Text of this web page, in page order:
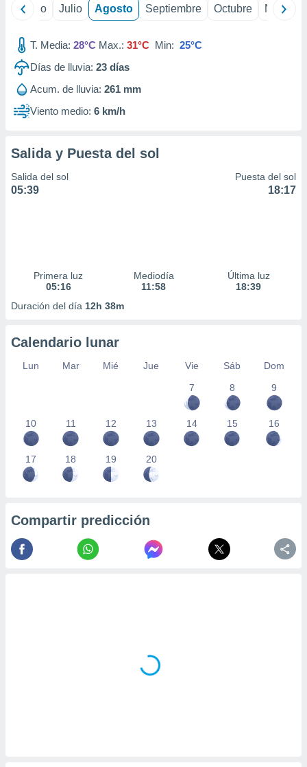
e
mediante
publicidad
de
Junio Julio Agosto Septiembre Octubre
T. Media: 28°C Max.: 31°C Min: 25°C
Días de lluvia: 23 días
Acum. de lluvia: 261 mm
Viento medio: 6 km/h
Salida y Puesta del sol
Salida del sol
05:39
Puesta del sol
18:17
Primera luz
05:16
Mediodía
11:58
Última luz
18:39
Duración del día 12h 38m
Calendario lunar
Lun Mar Mié Jue Vie Sáb
Dom
7
8 9
10 11 12 13 14 15 16
17 18 19 20
Compartir predicción